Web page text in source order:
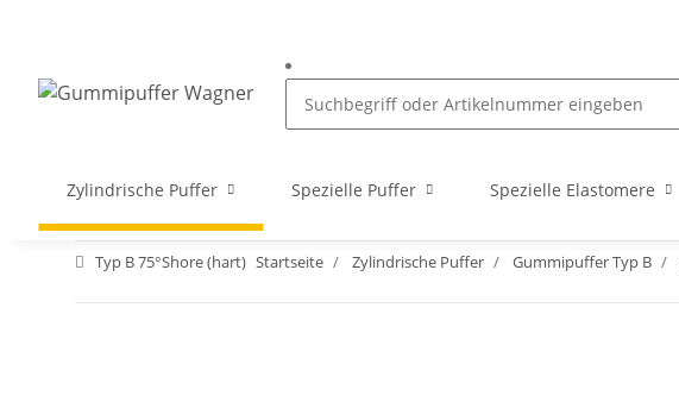
Zylindrische Puffer Spezielle Puffer Spezielle Elastomere
Typ B 75°Shore (hart) Startseite Zylindrische Puffer Gummipuffer Typ B